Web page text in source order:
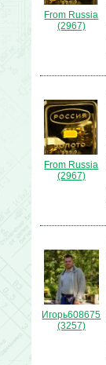
From Russia
(2967)
From Russia
(2967)
Игорь608675
(3257)